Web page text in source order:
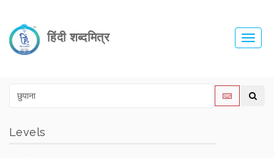
हिंदी शब्दमित्र
Levels